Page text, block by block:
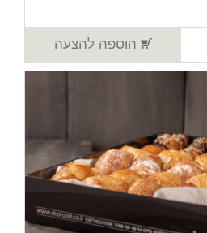
הוספה להצעה